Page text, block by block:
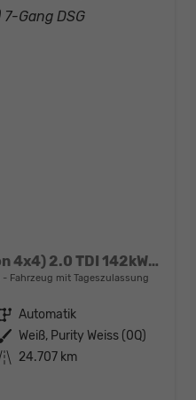
Selection 4x4 (Selection 4x4) 2.0 TDI 142kW (193 PS) 7-Gang DSG
Fahrzeug mit Tageszulassung
Getriebe Automatik
Außenfarbe Weiß, Purity Weiss (0Q)
Kilometerstand 24.707 km